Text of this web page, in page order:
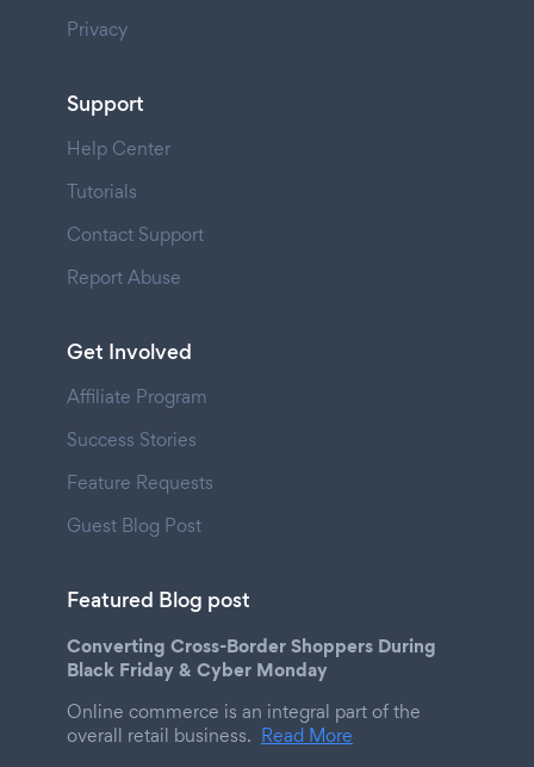
Privacy
Support
Help Center
Tutorials
Contact Support
Report Abuse
Get Involved
Affiliate Program
Success Stories
Feature Requests
Guest Blog Post
Featured Blog post
Converting Cross-Border Shoppers During
Black Friday & Cyber Monday
Online commerce is an integral part of the
overall retail business. Read More